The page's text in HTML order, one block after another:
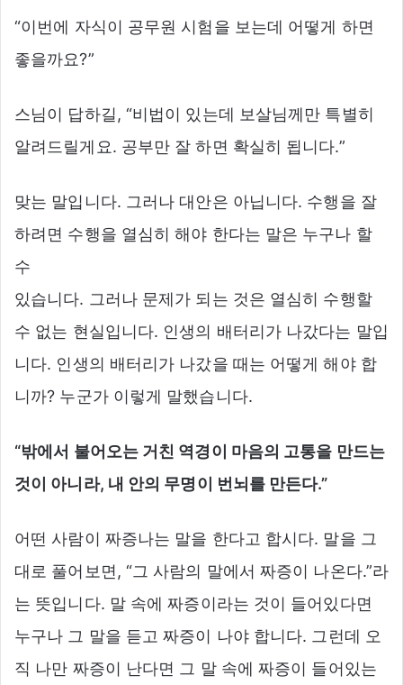
“이번에 자식이 공무원 시험을 보는데 어떻게 하면
좋을까요?”
스님이 답하길, “비법이 있는데 보살님께만 특별히
알려드릴게요. 공부만 잘 하면 확실히 됩니다.”
맞는 말입니다. 그러나 대안은 아닙니다. 수행을 잘
하려면 수행을 열심히 해야 한다는 말은 누구나 할
수
있습니다. 그러나 문제가 되는 것은 열심히 수행할
수 없는 현실입니다. 인생의 배터리가 나갔다는 말입
니다. 인생의 배터리가 나갔을 때는 어떻게 해야 합
니까? 누군가 이렇게 말했습니다.
“밖에서 불어오는 거친 역경이 마음의 고통을 만드는
것이 아니라, 내 안의 무명이 번뇌를 만든다.”
어떤 사람이 짜증나는 말을 한다고 합시다. 말을 그
대로 풀어보면, “그 사람의 말에서 짜증이 나온다.”라
는 뜻입니다. 말 속에 짜증이라는 것이 들어있다면
누구나 그 말을 듣고 짜증이 나야 합니다. 그런데 오
직 나만 짜증이 난다면 그 말 속에 짜증이 들어있는